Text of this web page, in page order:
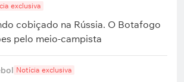
exclusiva
cobiçado na Rússia. O Botafogo
pelo meio-campista
Notícia exclusiva